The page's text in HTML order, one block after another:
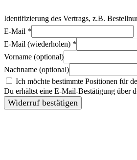
Identifizierung des Vertrags, z.B.
E-Mail *
E-Mail (wiederholen) *
Vorname (optional)
Nachname (optional)
Ich möchte bestimmte Positionen für
Du erhältst eine E-Mail-Bestätigung über
Widerruf bestätigen